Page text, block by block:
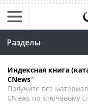
Разделы
Индексная книга
CNews*
Получите все
CNews по ключевому